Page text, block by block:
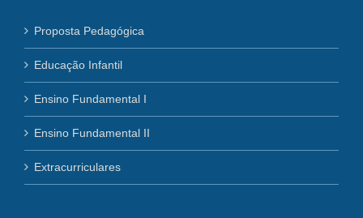
Proposta Pedagógica
Educação Infantil
Ensino Fundamental I
Ensino Fundamental II
Extracurriculares